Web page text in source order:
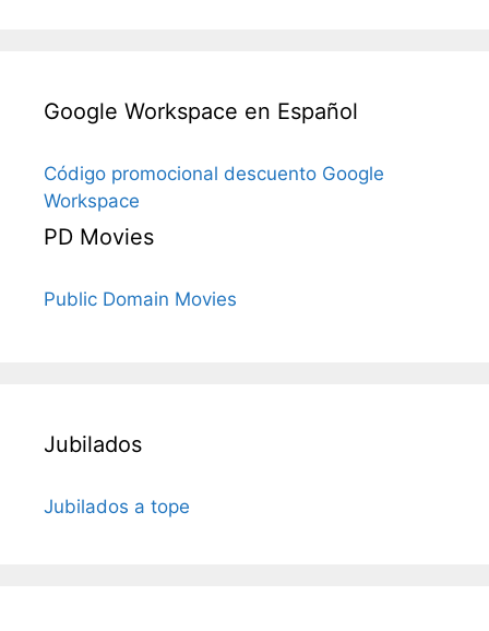
Google Workspace en Español
Código promocional descuento Google
Workspace
PD Movies
Public Domain Movies
Jubilados
Jubilados a tope